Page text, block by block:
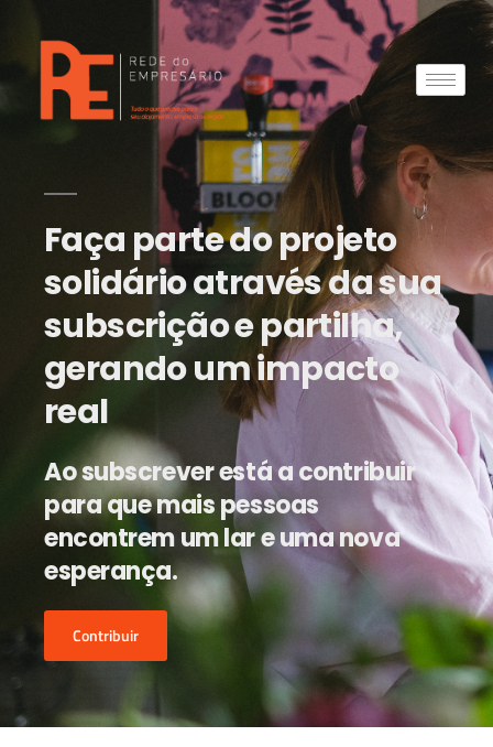
Faça parte do projeto
solidário através da sua
subscrição e partilha,
gerando um impacto
real
Ao subscrever está a contribuir
para que mais pessoas
encontrem um lar e uma nova
esperança.
Contribuir